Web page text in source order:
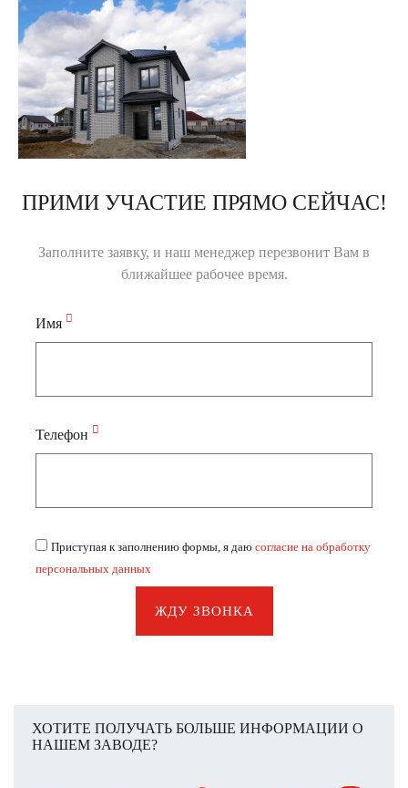
ПРИМИ УЧАСТИЕ ПРЯМО СЕЙЧАС!
Заполните заявку, и наш менеджер перезвонит Вам в
ближайшее рабочее время.
Имя
Телефон
Приступая к заполнению формы, я даю согласие на обработку
персональных данных
ЖДУ ЗВОНКА
ХОТИТЕ ПОЛУЧАТЬ БОЛЬШЕ ИНФОРМАЦИИ О
НАШЕМ ЗАВОДЕ?